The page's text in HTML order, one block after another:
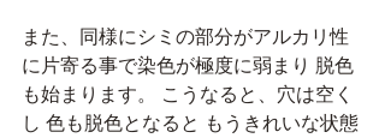
また、同様にシミの部分がアルカリ性
に片寄る事で染色が極度に弱まり 脱色
も始まります。 こうなると、穴は空く
し 色も脱色となると もうきれいな状態